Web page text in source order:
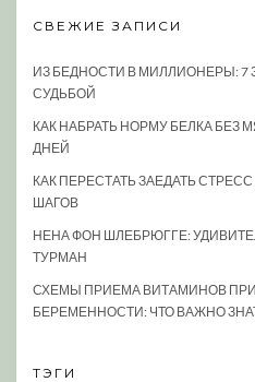
СВЕЖИЕ ЗАПИСИ
ИЗ БЕДНОСТИ В МИЛЛИОНЕРЫ: 7
СУДЬБОЙ
КАК НАБРАТЬ НОРМУ БЕЛКА БЕЗ
ДНЕЙ
КАК ПЕРЕСТАТЬ ЗАЕДАТЬ
ШАГОВ
НЕНА ФОН ШЛЕБРЮГГЕ:
ТУРМАН
СХЕМЫ ПРИЕМА ВИТАМИНОВ
БЕРЕМЕННОСТИ: ЧТО ВАЖНО
ТЭГИ